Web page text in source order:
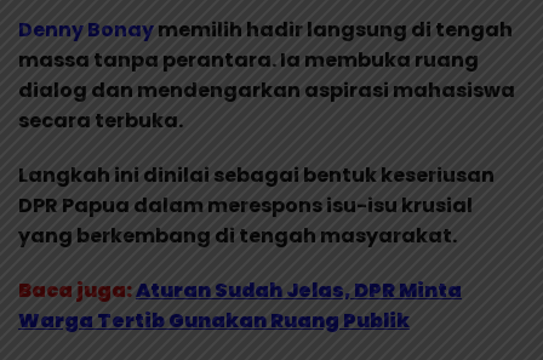
Denny Bonaymemilih hadir langsung di tengah
massa tanpa perantara. Ia membuka ruang
dialog dan mendengarkan aspirasi mahasiswa
secara terbuka.
Langkah ini dinilai sebagai bentuk keseriusan
DPR Papua dalam merespons isu-isu krusial
yang berkembang di tengah masyarakat.
Baca juga:Aturan Sudah Jelas, DPR Minta
Warga Tertib Gunakan Ruang Publik